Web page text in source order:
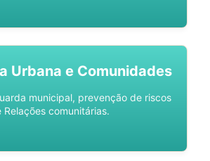
Urbana e Comunidades
municipal, prevenção de riscos
Relações comunitárias.